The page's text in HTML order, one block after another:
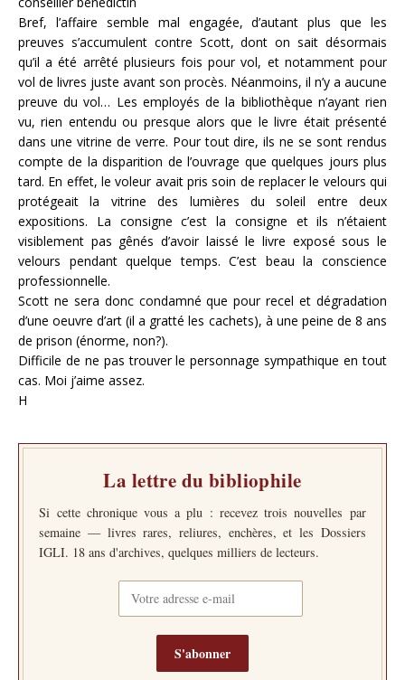
Bref, l’affaire semble mal engagée, d’autant plus que les
preuves s’accumulent contre Scott, dont on sait désormais
qu’il a été arrêté plusieurs fois pour vol, et notamment pour
vol de livres juste avant son procès. Néanmoins, il n’y a aucune
preuve du vol… Les employés de la bibliothèque n’ayant rien
vu, rien entendu ou presque alors que le livre était présenté
dans une vitrine de verre. Pour tout dire, ils ne se sont rendus
compte de la disparition de l’ouvrage que quelques jours plus
tard. En effet, le voleur avait pris soin de replacer le velours qui
protégeait la vitrine des lumières du soleil entre deux
expositions. La consigne c’est la consigne et ils n’étaient
visiblement pas gênés d’avoir laissé le livre exposé sous le
velours pendant quelque temps. C’est beau la conscience
professionnelle.
Scott ne sera donc condamné que pour recel et dégradation
d’une oeuvre d’art (il a gratté les cachets), à une peine de 8 ans
de prison (énorme, non?).
Difficile de ne pas trouver le personnage sympathique en tout
cas. Moi j’aime assez.
H
La lettre du bibliophile
Si cette chronique vous a plu : recevez trois nouvelles par
semaine — livres rares, reliures, enchères, et les Dossiers
IGLI. 18 ans d'archives, quelques milliers de lecteurs.
S'abonner